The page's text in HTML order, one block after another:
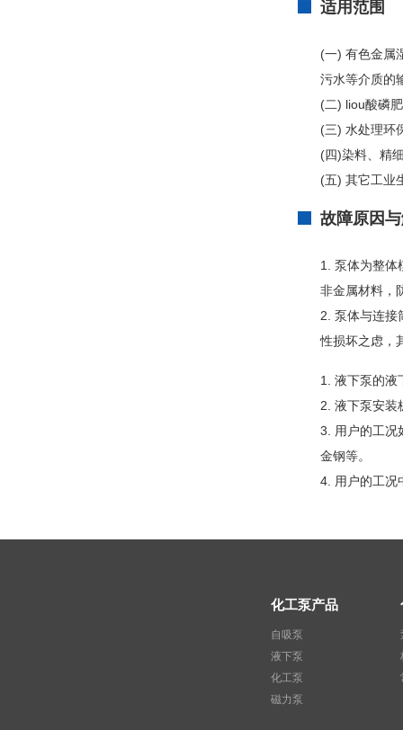
适用范围
(一) 有色金属
污水等介质的
(二) liou酸磷
(三) 水处理环
(四)染料、精
(五) 其它工业
故障原因
1. 泵体为整体
非金属材料，
2. 泵体与连接
性损坏之虑，
1. 液下泵的液
2. 液下泵安装
3. 用户的工况
金钢等。
4. 用户的工况
化工泵产品
自吸泵
液下泵
化工泵
磁力泵